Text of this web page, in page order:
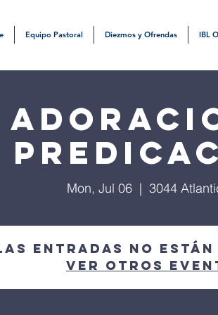
Equipo Pastoral Diezmos y Ofrendas IBL
Mon, Jul 06
  |
3044
entradas no
Ver otros